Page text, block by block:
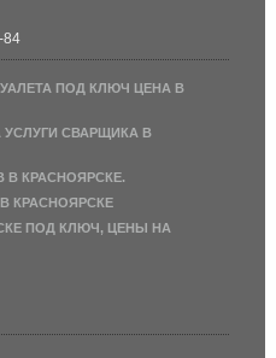
ПОД КЛЮЧ ЦЕНА В
СВАРЩИКА В
КРАСНОЯРСКЕ.
КРАСНОЯРСКЕ
ПОД КЛЮЧ, ЦЕНЫ НА